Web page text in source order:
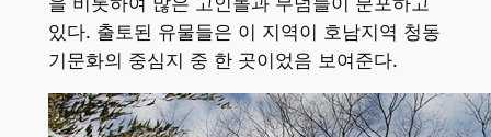
있다. 출토된 유물들은 이 지역이 호남지역 청동
기문화의 중심지 중 한 곳이었음 보여준다.